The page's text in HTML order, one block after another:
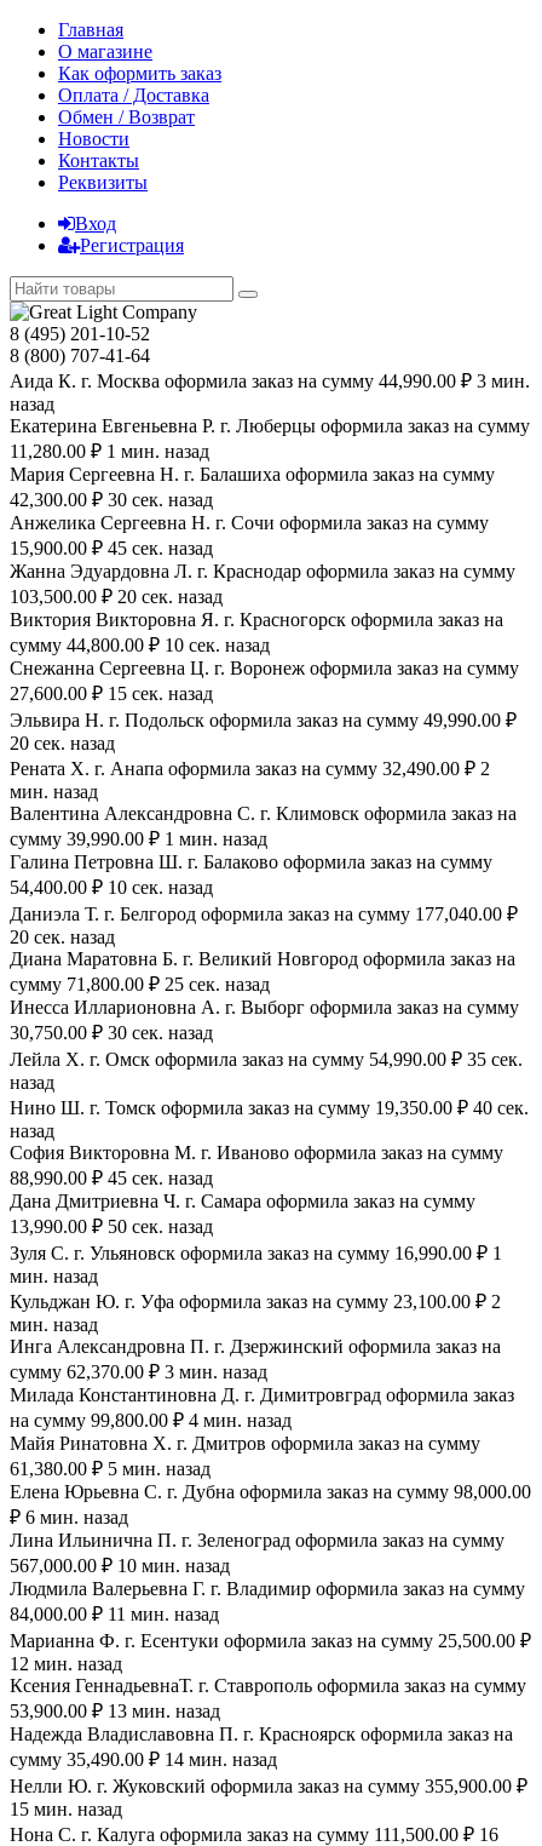
Главная
О магазине
Как оформить заказ
Оплата / Доставка
Обмен / Возврат
Новости
Контакты
Реквизиты
Вход
Регистрация
8 (495) 201-10-52
8 (800) 707-41-64
Аида К. г. Москва оформила заказ на сумму 44,990.00 ₽ 3 мин.
назад
Екатерина Евгеньевна Р. г. Люберцы оформила заказ на сумму
11,280.00 ₽ 1 мин. назад
Мария Сергеевна H. г. Балашиха оформила заказ на сумму
42,300.00 ₽ 30 сек. назад
Анжелика Сергеевна Н. г. Сочи оформила заказ на сумму
15,900.00 ₽ 45 сек. назад
Жанна Эдуардовна Л. г. Краснодар оформила заказ на сумму
103,500.00 ₽ 20 сек. назад
Виктория Викторовна Я. г. Красногорск оформила заказ на
сумму 44,800.00 ₽ 10 сек. назад
Снежанна Сергеевна Ц. г. Воронеж оформила заказ на сумму
27,600.00 ₽ 15 сек. назад
Эльвира Н. г. Подольск оформила заказ на сумму 49,990.00 ₽
20 сек. назад
Рената Х. г. Анапа оформила заказ на сумму 32,490.00 ₽ 2
мин. назад
Валентина Александровна С. г. Климовск оформила заказ на
сумму 39,990.00 ₽ 1 мин. назад
Галина Петровна Ш. г. Балаково оформила заказ на сумму
54,400.00 ₽ 10 сек. назад
Даниэла Т. г. Белгород оформила заказ на сумму 177,040.00 ₽
20 сек. назад
Диана Маратовна Б. г. Великий Новгород оформила заказ на
сумму 71,800.00 ₽ 25 сек. назад
Инесса Илларионовна А. г. Выборг оформила заказ на сумму
30,750.00 ₽ 30 сек. назад
Лейла Х. г. Омск оформила заказ на сумму 54,990.00 ₽ 35 сек.
назад
Нино Ш. г. Томск оформила заказ на сумму 19,350.00 ₽ 40 сек.
назад
София Викторовна М. г. Иваново оформила заказ на сумму
88,990.00 ₽ 45 сек. назад
Дана Дмитриевна Ч. г. Самара оформила заказ на сумму
13,990.00 ₽ 50 сек. назад
Зуля С. г. Ульяновск оформила заказ на сумму 16,990.00 ₽ 1
мин. назад
Кульджан Ю. г. Уфа оформила заказ на сумму 23,100.00 ₽ 2
мин. назад
Инга Александровна П. г. Дзержинский оформила заказ на
сумму 62,370.00 ₽ 3 мин. назад
Милада Константиновна Д. г. Димитровград оформила заказ
на сумму 99,800.00 ₽ 4 мин. назад
Майя Ринатовна Х. г. Дмитров оформила заказ на сумму
61,380.00 ₽ 5 мин. назад
Елена Юрьевна С. г. Дубна оформила заказ на сумму 98,000.00
₽ 6 мин. назад
Лина Ильинична П. г. Зеленоград оформила заказ на сумму
567,000.00 ₽ 10 мин. назад
Людмила Валерьевна Г. г. Владимир оформила заказ на сумму
84,000.00 ₽ 11 мин. назад
Марианна Ф. г. Есентуки оформила заказ на сумму 25,500.00 ₽
12 мин. назад
Ксения ГеннадьевнаТ. г. Ставрополь оформила заказ на сумму
53,900.00 ₽ 13 мин. назад
Надежда Владиславовна П. г. Красноярск оформила заказ на
сумму 35,490.00 ₽ 14 мин. назад
Нелли Ю. г. Жуковский оформила заказ на сумму 355,900.00 ₽
15 мин. назад
Нона С. г. Калуга оформила заказ на сумму 111,500.00 ₽ 16